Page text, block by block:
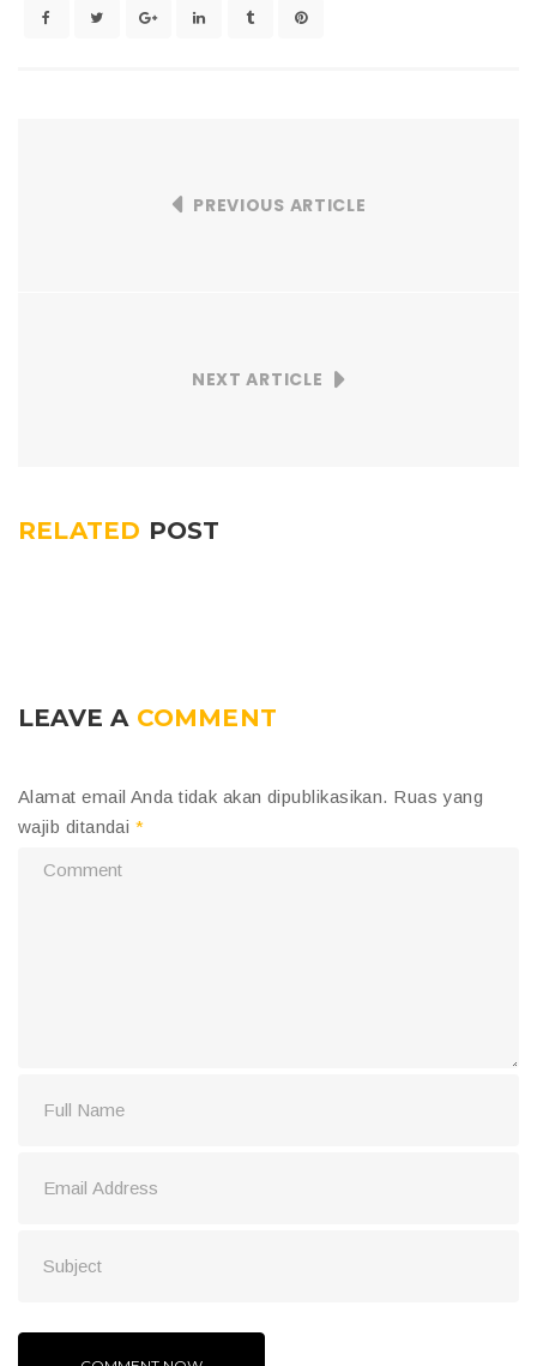
PREVIOUS ARTICLE
NEXT ARTICLE
RELATED POST
LEAVE A COMMENT
Alamat email Anda tidak akan dipublikasikan. Ruas yang
wajib ditandai *